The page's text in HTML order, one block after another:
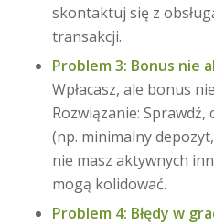
skontaktuj się z
transakcji.
Problem 3: Bonus nie
Wpłacasz, ale bonus
Rozwiązanie: Sprawdź,
(np. minimalny
nie masz aktywnych
mogą kolidować.
Problem 4: Błędy w